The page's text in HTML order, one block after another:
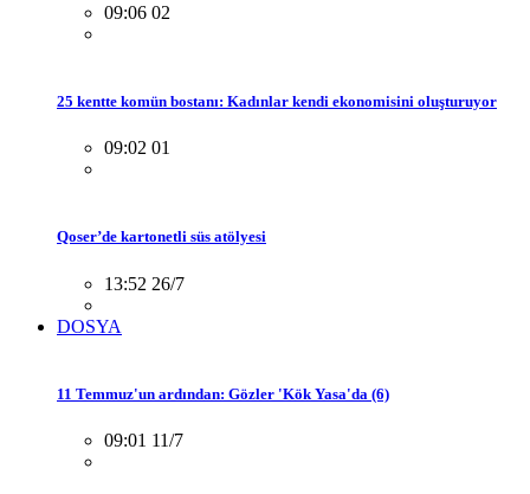
09:06 02
25 kentte komün bostanı: Kadınlar kendi ekonomisini oluşturuyor
09:02 01
Qoser’de kartonetli süs atölyesi
13:52 26/7
DOSYA
11 Temmuz'un ardından: Gözler 'Kök Yasa'da (6)
09:01 11/7